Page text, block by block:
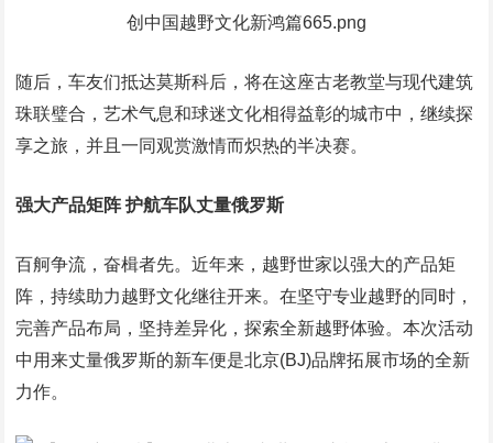
随后，车友们抵达莫斯科后，将在这座古老教堂与现代建筑
珠联璧合，艺术气息和球迷文化相得益彰的城市中，继续探
享之旅，并且一同观赏激情而炽热的半决赛。
强大产品矩阵 护航车队丈量俄罗斯
百舸争流，奋楫者先。近年来，越野世家以强大的产品矩
阵，持续助力越野文化继往开来。在坚守专业越野的同时，
完善产品布局，坚持差异化，探索全新越野体验。本次活动
中用来丈量俄罗斯的新车便是北京(BJ)品牌拓展市场的全新
力作。